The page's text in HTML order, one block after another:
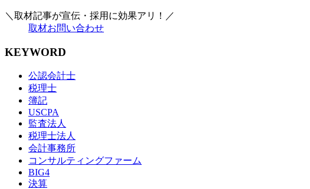
＼取材記事が宣伝・採用に効果アリ！／
取材お問い合わせ
KEYWORD
公認会計士
税理士
簿記
USCPA
監査法人
税理士法人
会計事務所
コンサルティングファーム
BIG4
決算